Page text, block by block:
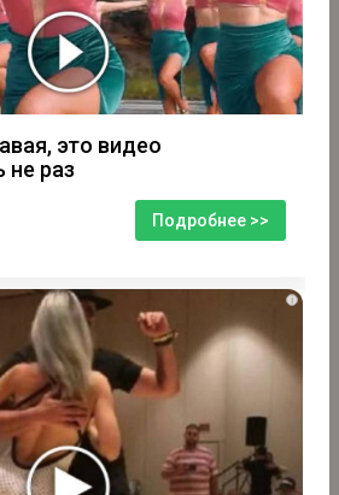
это видео
не раз
Подробнее >>
i